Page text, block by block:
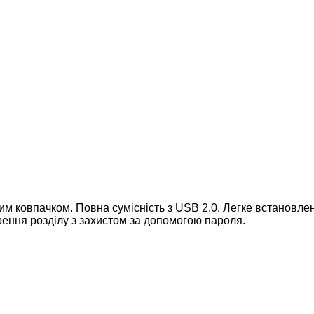
ковпачком. Повна сумісність з USB 2.0. Легке
розділу з захистом за допомогою пароля.